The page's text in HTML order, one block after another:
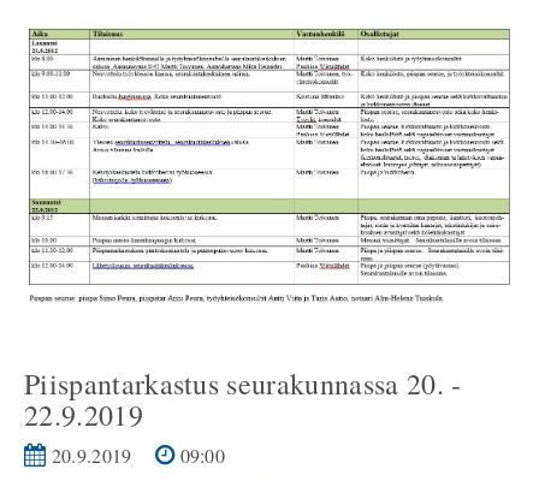
Piispantarkastus seurakunnassa 20. -
22.9.2019
20.9.2019 09:00